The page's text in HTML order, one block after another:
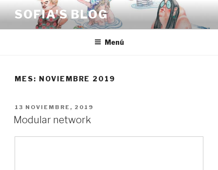
contenido
SOFIA'S BLOG
Menú
MES: NOVIEMBRE 2019
PUBLICADO
EL
13 NOVIEMBRE, 2019
Modular network